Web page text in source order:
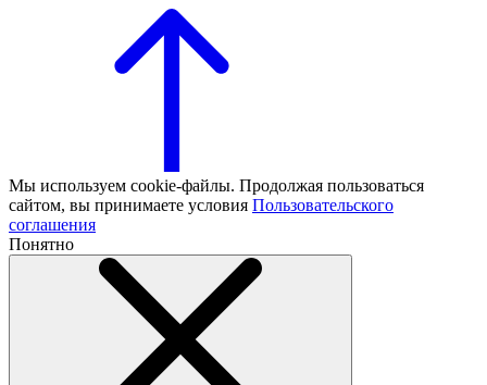
Мы используем cookie-файлы. Продолжая пользоваться
сайтом, вы принимаете условия Пользовательского
соглашения
Понятно